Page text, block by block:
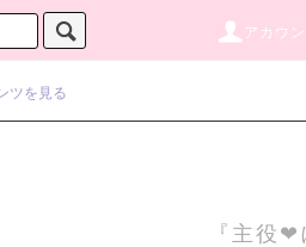
アカウン
ツを見る
『主役❤